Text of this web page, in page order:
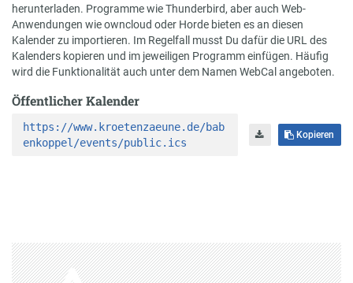
herunterladen. Programme wie Thunderbird, aber auch Web-
Anwendungen wie owncloud oder Horde bieten es an diesen
Kalender zu importieren. Im Regelfall musst Du dafür die URL des
Kalenders kopieren und im jeweiligen Programm einfügen. Häufig
wird die Funktionalität auch unter dem Namen WebCal angeboten.
Öffentlicher Kalender
https://www.kroetenzaeune.de/bab
enkoppel/events/public.ics
Kopieren